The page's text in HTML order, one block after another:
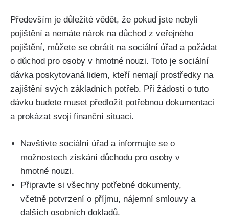
Především je důležité vědět, že pokud jste nebyli
pojištění a nemáte nárok na důchod z veřejného
pojištění, můžete se obrátit na sociální úřad a požádat
o důchod pro osoby v hmotné nouzi. Toto je sociální
dávka poskytovaná lidem, kteří nemají prostředky na
zajištění svých základních potřeb. Při žádosti o tuto
dávku budete muset předložit potřebnou dokumentaci
a prokázat svoji finanční situaci.
Navštivte sociální úřad a informujte se o
možnostech získání důchodu pro osoby v
hmotné nouzi.
Připravte si všechny potřebné dokumenty,
včetně potvrzení o příjmu, nájemní smlouvy a
dalších osobních dokladů.